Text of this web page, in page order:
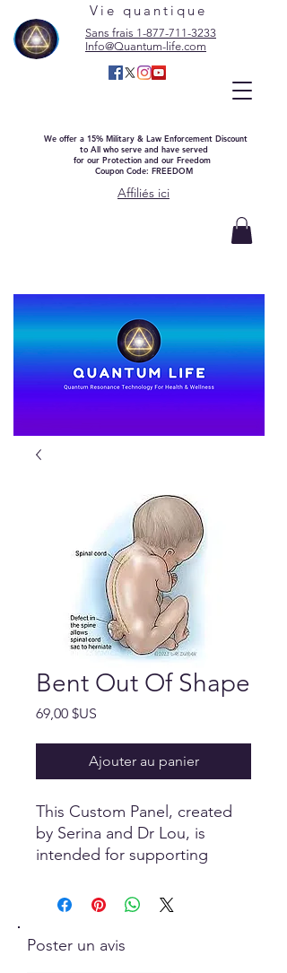
Vie quantique
Sans frais 1-877-711-3233
Info@Quantum-life.com
We offer a 15% Military & Law Enforcement Discount
to All who serve and have served
for our Protection and our Freedom
Coupon Code: FREEDOM
Affiliés ici
Bent Out Of Shape
69,00 $US
Ajouter au panier
This Custom Panel, created
by Serina and Dr Lou, is
intended for supporting
bones. Self healing is
that the body receives to
Poster un avis